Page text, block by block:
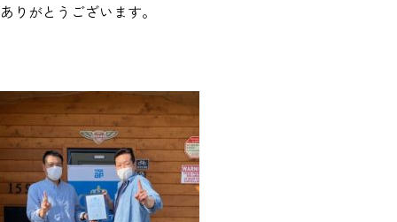
ありがとうございます。